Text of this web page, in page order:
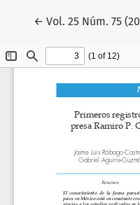
← Volver a los
Vol. 25 Núm. 75